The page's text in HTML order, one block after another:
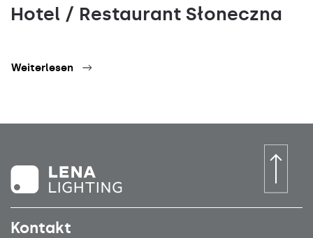
Hotel / Restaurant Słoneczna
Weiterlesen
Kontakt